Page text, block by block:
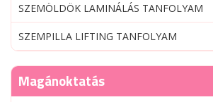
SZEMÖLDÖK LAMINÁLÁS TANFOLYAM
SZEMPILLA LIFTING TANFOLYAM
Magánoktatás